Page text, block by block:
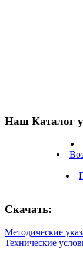
Наш Каталог
Скачать:
Методические
Технические